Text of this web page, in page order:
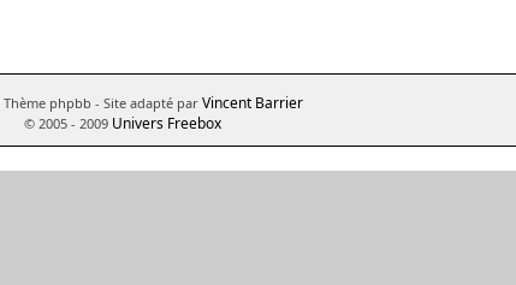
Thème phpbb - Site adapté par Vincent Barrier
© 2005 - 2009 Univers Freebox